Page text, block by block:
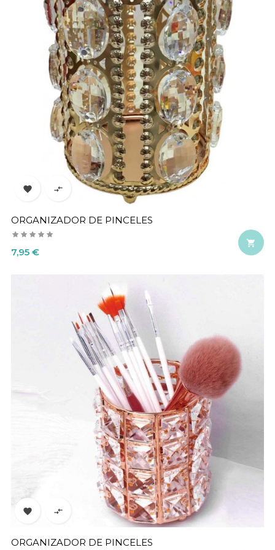
 
ORGANIZADOR DE PINCELES
Precio
7,95 €

 
ORGANIZADOR DE PINCELES